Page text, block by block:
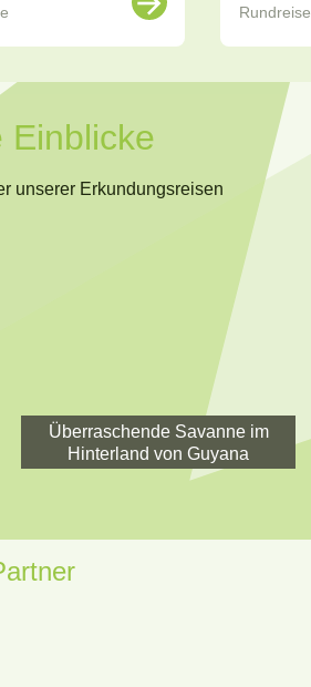
Rundreise
Einblicke
unserer Erkundungsreisen
Überraschende Savanne im
Hinterland von Guyana